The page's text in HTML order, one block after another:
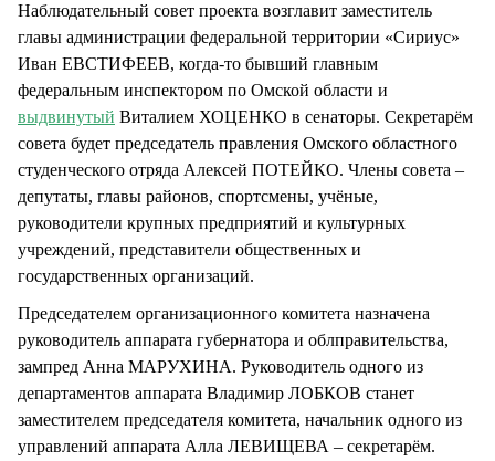
Наблюдательный совет проекта возглавит заместитель
главы администрации федеральной территории «Сириус»
Иван ЕВСТИФЕЕВ, когда-то бывший главным
федеральным инспектором по Омской области и
выдвинутый Виталием ХОЦЕНКО в сенаторы. Секретарём
совета будет председатель правления Омского областного
студенческого отряда Алексей ПОТЕЙКО. Члены совета –
депутаты, главы районов, спортсмены, учёные,
руководители крупных предприятий и культурных
учреждений, представители общественных и
государственных организаций.
Председателем организационного комитета назначена
руководитель аппарата губернатора и облправительства,
зампред Анна МАРУХИНА. Руководитель одного из
департаментов аппарата Владимир ЛОБКОВ станет
заместителем председателя комитета, начальник одного из
управлений аппарата Алла ЛЕВИЩЕВА – секретарём.